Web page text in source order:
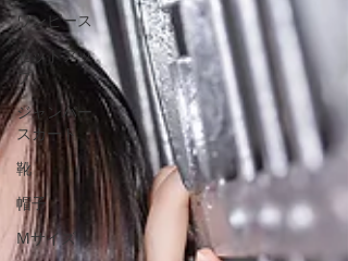
ワンピース
セットアッ
プ
ジャンパー
スカート
靴
帽子
Mサイズ